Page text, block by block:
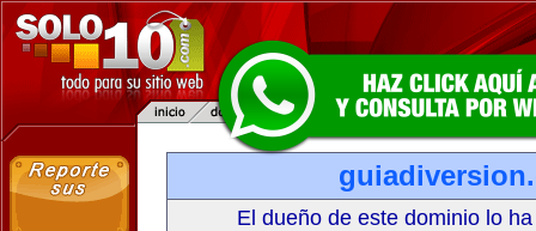
El dueño de este dominio lo